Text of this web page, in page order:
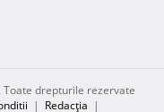
. Toate drepturile rezervate
| Redacţia |